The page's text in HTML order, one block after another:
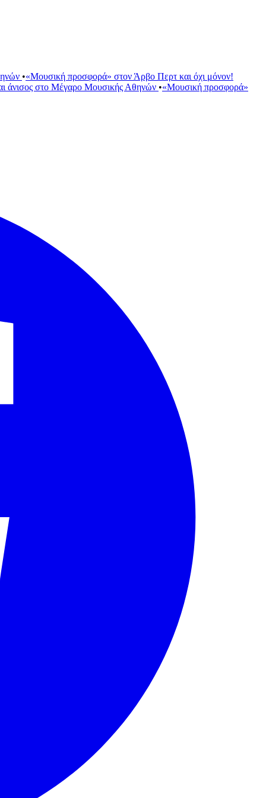
•«Μουσική προσφορά» στον Άρβο Περτ και όχι μόνον!
άνισος στο Μέγαρο Μουσικής Αθηνών •«Μουσική προσφορά»